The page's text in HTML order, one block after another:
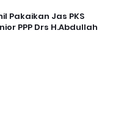
Pakaikan Jas PKS
PPP Drs H.Abdullah